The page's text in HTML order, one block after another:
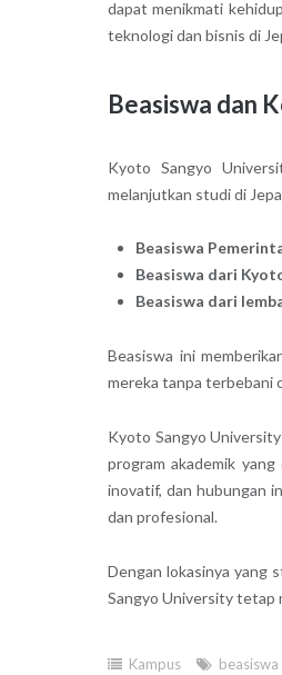
dapat menikmati
teknologi dan bisnis di
Beasiswa dan
Kyoto Sangyo
melanjutkan studi di
Beasiswa
Beasiswa dari
Beasiswa dari
Beasiswa ini
mereka tanpa terbebani
Kyoto Sangyo
program akademik
inovatif, dan hubungan
dan profesional.
Dengan lokasinya yang
Sangyo University tetap
Kampus